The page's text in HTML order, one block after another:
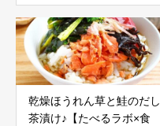
乾燥ほうれん草と鮭のだし
茶漬け♪【たべるラボ×食